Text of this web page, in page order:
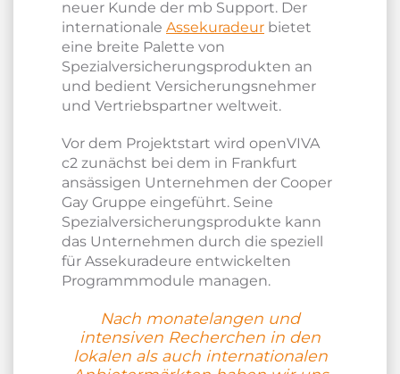
neuer Kunde der mb Support. Der
internationale Assekuradeur bietet
eine breite Palette von
Spezialversicherungsprodukten an
und bedient Versicherungsnehmer
und Vertriebspartner weltweit.
Vor dem Projektstart wird openVIVA
c2 zunächst bei dem in Frankfurt
ansässigen Unternehmen der Cooper
Gay Gruppe eingeführt. Seine
Spezialversicherungsprodukte kann
das Unternehmen durch die speziell
für Assekuradeure entwickelten
Programmmodule managen.
Nach monatelangen und
intensiven Recherchen in den
lokalen als auch internationalen